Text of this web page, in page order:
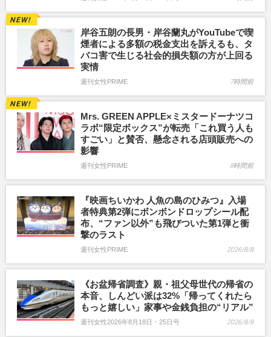
岸谷五朗の長男・岸谷蘭丸がYouTubeで喫
煙者による多額の税金支出を訴えるも、タ
バコ害で生じる社会的損失額の方が上回る
実情
週刊女性PRIME 7時間前
Mrs. GREEN APPLE×ミスタードーナツコ
ラボ“限定ボックス”が転売「これ買う人も
すごい」と賛否、懸念される店頭販売への
影響
週刊女性PRIME 8時間前
『映画ちいかわ 人魚の島のひみつ』入場
者特典第2弾にボンボンドロップシール配
布、“ファン以外”も飛びついた第1弾と衝
撃のラスト
週刊女性PRIME 2026/8/8
《お盆帰省調査》親・祖父母世代の帰省の
本音、しんどい派は32%「帰ってくれたら
もっと嬉しい」家事や金銭負担の“リアル”
週刊女性2026年8月18日・25日号 2026/8/8